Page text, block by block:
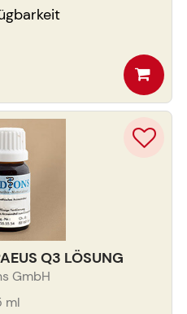
Q3 LÖSUNG
GmbH
ml